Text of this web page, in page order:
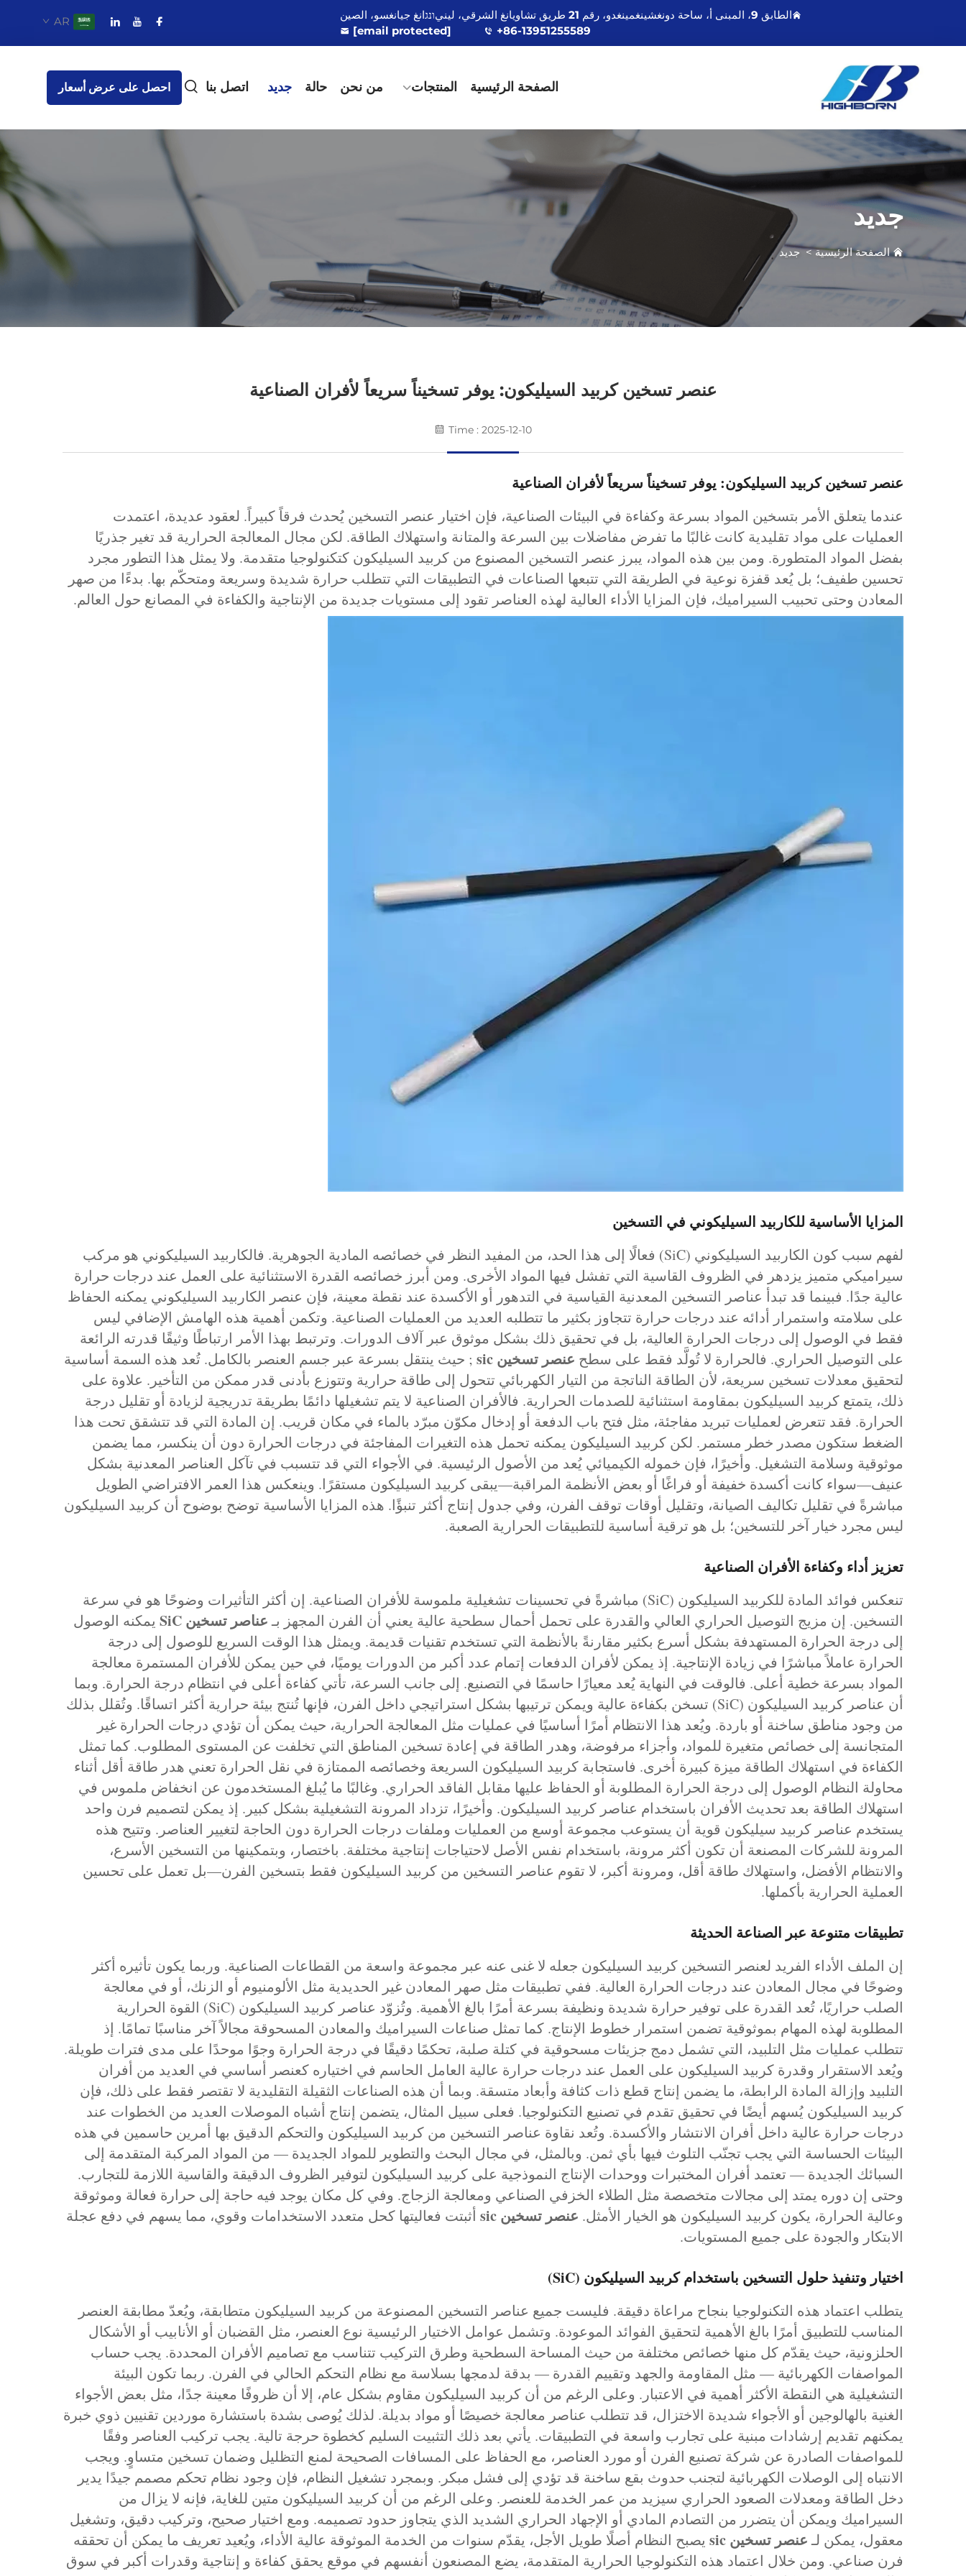
الطابق 9، المبنى أ، ساحة دونغشينغمينغدو، رقم 21 طريق تشاويانغ الشرقي، لينيונגانغ جيانغسو، الصين
+86-13951255589
[email protected]
AR
الصفحة الرئيسية المنتجات من نحن حالة جديد اتصل بنا احصل على عرض أسعار
جديد
الصفحة الرئيسية>جديد
عنصر تسخين كربيد السيليكون: يوفر تسخيناً سريعاً لأفران الصناعية
Time : 2025-12-10
عنصر تسخين كربيد السيليكون: يوفر تسخيناً سريعاً لأفران الصناعية
عندما يتعلق الأمر بتسخين المواد بسرعة وكفاءة في البيئات الصناعية، فإن اختيار عنصر التسخين يُحدث فرقاً كبيراً. لعقود عديدة، اعتمدت
العمليات على مواد تقليدية كانت غالبًا ما تفرض مفاضلات بين السرعة والمتانة واستهلاك الطاقة. لكن مجال المعالجة الحرارية قد تغير جذريًا
بفضل المواد المتطورة. ومن بين هذه المواد، يبرز عنصر التسخين المصنوع من كربيد السيليكون كتكنولوجيا متقدمة. ولا يمثل هذا التطور مجرد
تحسين طفيف؛ بل يُعد قفزة نوعية في الطريقة التي تتبعها الصناعات في التطبيقات التي تتطلب حرارة شديدة وسريعة ومتحكّم بها. بدءًا من صهر
المعادن وحتى تحبيب السيراميك، فإن المزايا الأداء العالية لهذه العناصر تقود إلى مستويات جديدة من الإنتاجية والكفاءة في المصانع حول العالم.
المزايا الأساسية للكاربيد السيليكوني في التسخين
لفهم سبب كون الكاربيد السيليكوني (SiC) فعالًا إلى هذا الحد، من المفيد النظر في خصائصه المادية الجوهرية. فالكاربيد السيليكوني هو مركب
سيراميكي متميز يزدهر في الظروف القاسية التي تفشل فيها المواد الأخرى. ومن أبرز خصائصه القدرة الاستثنائية على العمل عند درجات حرارة
عالية جدًا. فبينما قد تبدأ عناصر التسخين المعدنية القياسية في التدهور أو الأكسدة عند نقطة معينة، فإن عنصر الكاربيد السيليكوني يمكنه الحفاظ
على سلامته واستمرار أدائه عند درجات حرارة تتجاوز بكثير ما تتطلبه العديد من العمليات الصناعية. وتكمن أهمية هذه الهامش الإضافي ليس
فقط في الوصول إلى درجات الحرارة العالية، بل في تحقيق ذلك بشكل موثوق عبر آلاف الدورات. وترتبط بهذا الأمر ارتباطًا وثيقًا قدرته الرائعة
على التوصيل الحراري. فالحرارة لا تُولَّد فقط على سطح عنصر تسخين sic
; حيث ينتقل بسرعة عبر جسم العنصر بالكامل. تُعد هذه السمة أساسية
لتحقيق معدلات تسخين سريعة، لأن الطاقة الناتجة من التيار الكهربائي تتحول إلى طاقة حرارية وتتوزع بأدنى قدر ممكن من التأخير. علاوة على
ذلك، يتمتع كربيد السيليكون بمقاومة استثنائية للصدمات الحرارية. فالأفران الصناعية لا يتم تشغيلها دائمًا بطريقة تدريجية لزيادة أو تقليل درجة
الحرارة. فقد تتعرض لعمليات تبريد مفاجئة، مثل فتح باب الدفعة أو إدخال مكوّن مبرّد بالماء في مكان قريب. إن المادة التي قد تتشقق تحت هذا
الضغط ستكون مصدر خطر مستمر. لكن كربيد السيليكون يمكنه تحمل هذه التغيرات المفاجئة في درجات الحرارة دون أن ينكسر، مما يضمن
موثوقية وسلامة التشغيل. وأخيرًا، فإن خموله الكيميائي يُعد من الأصول الرئيسية. في الأجواء التي قد تتسبب في تآكل العناصر المعدنية بشكل
عنيف—سواء كانت أكسدة خفيفة أو فراغًا أو بعض الأنظمة المراقبة—يبقى كربيد السيليكون مستقرًا. وينعكس هذا العمر الافتراضي الطويل
مباشرةً في تقليل تكاليف الصيانة، وتقليل أوقات توقف الفرن، وفي جدول إنتاج أكثر تنبؤًا. هذه المزايا الأساسية توضح بوضوح أن كربيد السيليكون
ليس مجرد خيار آخر للتسخين؛ بل هو ترقية أساسية للتطبيقات الحرارية الصعبة.
تعزيز أداء وكفاءة الأفران الصناعية
تنعكس فوائد المادة للكربيد السيليكون (SiC) مباشرةً في تحسينات تشغيلية ملموسة للأفران الصناعية. إن أكثر التأثيرات وضوحًا هو في سرعة
التسخين. إن مزيج التوصيل الحراري العالي والقدرة على تحمل أحمال سطحية عالية يعني أن الفرن المجهز بـعناصر تسخين SiC
يمكنه الوصول
إلى درجة الحرارة المستهدفة بشكل أسرع بكثير مقارنةً بالأنظمة التي تستخدم تقنيات قديمة. ويمثل هذا الوقت السريع للوصول إلى درجة
الحرارة عاملاً مباشرًا في زيادة الإنتاجية. إذ يمكن لأفران الدفعات إتمام عدد أكبر من الدورات يوميًا، في حين يمكن للأفران المستمرة معالجة
المواد بسرعة خطية أعلى. فالوقت في النهاية يُعد معيارًا حاسمًا في التصنيع. إلى جانب السرعة، تأتي كفاءة أعلى في انتظام درجة الحرارة. وبما
أن عناصر كربيد السيليكون (SiC) تسخن بكفاءة عالية ويمكن ترتيبها بشكل استراتيجي داخل الفرن، فإنها تُنتج بيئة حرارية أكثر اتساقًا. وتُقلل بذلك
من وجود مناطق ساخنة أو باردة. ويُعد هذا الانتظام أمرًا أساسيًا في عمليات مثل المعالجة الحرارية، حيث يمكن أن تؤدي درجات الحرارة غير
المتجانسة إلى خصائص متغيرة للمواد، وأجزاء مرفوضة، وهدر الطاقة في إعادة تسخين المناطق التي تخلفت عن المستوى المطلوب. كما تمثل
الكفاءة في استهلاك الطاقة ميزة كبيرة أخرى. فاستجابة كربيد السيليكون السريعة وخصائصه الممتازة في نقل الحرارة تعني هدر طاقة أقل أثناء
محاولة النظام الوصول إلى درجة الحرارة المطلوبة أو الحفاظ عليها مقابل الفاقد الحراري. وغالبًا ما يُبلغ المستخدمون عن انخفاض ملموس في
استهلاك الطاقة بعد تحديث الأفران باستخدام عناصر كربيد السيليكون. وأخيرًا، تزداد المرونة التشغيلية بشكل كبير. إذ يمكن لتصميم فرن واحد
يستخدم عناصر كربيد سيليكون قوية أن يستوعب مجموعة أوسع من العمليات وملفات درجات الحرارة دون الحاجة لتغيير العناصر. وتتيح هذه
المرونة للشركات المصنعة أن تكون أكثر مرونة، باستخدام نفس الأصل لاحتياجات إنتاجية مختلفة. باختصار، وبتمكينها من التسخين الأسرع،
والانتظام الأفضل، واستهلاك طاقة أقل، ومرونة أكبر، لا تقوم عناصر التسخين من كربيد السيليكون فقط بتسخين الفرن—بل تعمل على تحسين
العملية الحرارية بأكملها.
تطبيقات متنوعة عبر الصناعة الحديثة
إن الملف الأداء الفريد لعنصر التسخين كربيد السيليكون جعله لا غنى عنه عبر مجموعة واسعة من القطاعات الصناعية. وربما يكون تأثيره أكثر
وضوحًا في مجال المعادن عند درجات الحرارة العالية. ففي تطبيقات مثل صهر المعادن غير الحديدية مثل الألومنيوم أو الزنك، أو في معالجة
الصلب حراريًا، تُعد القدرة على توفير حرارة شديدة ونظيفة بسرعة أمرًا بالغ الأهمية. وتُزوّد عناصر كربيد السيليكون (SiC) القوة الحرارية
المطلوبة لهذه المهام بموثوقية تضمن استمرار خطوط الإنتاج. كما تمثل صناعات السيراميك والمعادن المسحوقة مجالاً آخر مناسبًا تمامًا. إذ
تتطلب عمليات مثل التلبيد، التي تشمل دمج جزيئات مسحوقية في كتلة صلبة، تحكمًا دقيقًا في درجة الحرارة وجوًا موحدًا على مدى فترات طويلة.
ويُعد الاستقرار وقدرة كربيد السيليكون على العمل عند درجات حرارة عالية العامل الحاسم في اختياره كعنصر أساسي في العديد من أفران
التلبيد وإزالة المادة الرابطة، ما يضمن إنتاج قطع ذات كثافة وأبعاد متسقة. وبما أن هذه الصناعات الثقيلة التقليدية لا تقتصر فقط على ذلك، فإن
كربيد السيليكون يُسهم أيضًا في تحقيق تقدم في تصنيع التكنولوجيا. فعلى سبيل المثال، يتضمن إنتاج أشباه الموصلات العديد من الخطوات عند
درجات حرارة عالية داخل أفران الانتشار والأكسدة. وتُعد نقاوة عناصر التسخين من كربيد السيليكون والتحكم الدقيق بها أمرين حاسمين في هذه
البيئات الحساسة التي يجب تجنّب التلوث فيها بأي ثمن. وبالمثل، في مجال البحث والتطوير للمواد الجديدة — من المواد المركبة المتقدمة إلى
السبائك الجديدة — تعتمد أفران المختبرات ووحدات الإنتاج النموذجية على كربيد السيليكون لتوفير الظروف الدقيقة والقاسية اللازمة للتجارب.
وحتى إن دوره يمتد إلى مجالات متخصصة مثل الطلاء الخزفي الصناعي ومعالجة الزجاج. وفي كل مكان يوجد فيه حاجة إلى حرارة فعالة وموثوقة
وعالية الحرارة، يكون كربيد السيليكون هو الخيار الأمثل. عنصر تسخين sic
أثبتت فعاليتها كحل متعدد الاستخدامات وقوي، مما يسهم في دفع عجلة
الابتكار والجودة على جميع المستويات.
اختيار وتنفيذ حلول التسخين باستخدام كربيد السيليكون (SiC)
يتطلب اعتماد هذه التكنولوجيا بنجاح مراعاة دقيقة. فليست جميع عناصر التسخين المصنوعة من كربيد السيليكون متطابقة، ويُعدّ مطابقة العنصر
المناسب للتطبيق أمرًا بالغ الأهمية لتحقيق الفوائد الموعودة. وتشمل عوامل الاختيار الرئيسية نوع العنصر، مثل القضبان أو الأنابيب أو الأشكال
الحلزونية، حيث يقدّم كل منها خصائص مختلفة من حيث المساحة السطحية وطرق التركيب تتناسب مع تصاميم الأفران المحددة. يجب حساب
المواصفات الكهربائية — مثل المقاومة والجهد وتقييم القدرة — بدقة لدمجها بسلاسة مع نظام التحكم الحالي في الفرن. ربما تكون البيئة
التشغيلية هي النقطة الأكثر أهمية في الاعتبار. وعلى الرغم من أن كربيد السيليكون مقاوم بشكل عام، إلا أن ظروفًا معينة جدًا، مثل بعض الأجواء
الغنية بالهالوجين أو الأجواء شديدة الاختزال، قد تتطلب عناصر معالجة خصيصًا أو مواد بديلة. لذلك يُوصى بشدة باستشارة موردين تقنيين ذوي خبرة
يمكنهم تقديم إرشادات مبنية على تجارب واسعة في التطبيقات. يأتي بعد ذلك التثبيت السليم كخطوة حرجة تالية. يجب تركيب العناصر وفقًا
للمواصفات الصادرة عن شركة تصنيع الفرن أو مورد العناصر، مع الحفاظ على المسافات الصحيحة لمنع التظليل وضمان تسخين متساوٍ. ويجب
الانتباه إلى الوصلات الكهربائية لتجنب حدوث بقع ساخنة قد تؤدي إلى فشل مبكر. وبمجرد تشغيل النظام، فإن وجود نظام تحكم مصمم جيدًا يدير
دخل الطاقة ومعدلات الصعود الحراري سيزيد من عمر الخدمة للعنصر. وعلى الرغم من أن كربيد السيليكون متين للغاية، فإنه لا يزال من
السيراميك ويمكن أن يتضرر من التصادم المادي أو الإجهاد الحراري الشديد الذي يتجاوز حدود تصميمه. ومع اختيار صحيح، وتركيب دقيق، وتشغيل
معقول، يمكن لـعنصر تسخين sic
يصبح النظام أصلًا طويل الأجل، يقدّم سنوات من الخدمة الموثوقة عالية الأداء، ويُعيد تعريف ما يمكن أن تحققه
فرن صناعي. ومن خلال اعتماد هذه التكنولوجيا الحرارية المتقدمة، يضع المصنعون أنفسهم في موقع يحقق كفاءة و إنتاجية وقدرات أكبر في سوق